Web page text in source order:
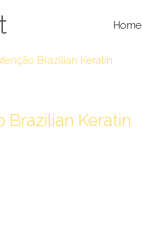
Home
Brazilian Keratin